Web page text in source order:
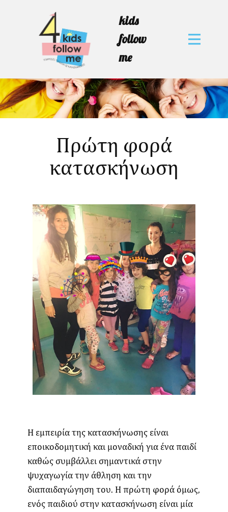
kids
follow
me
Πρώτη φορά
κατασκήνωση
H εμπειρία της κατασκήνωσης είναι
εποικοδομητική και μοναδική για ένα παιδί
καθώς συμβάλλει σημαντικά στην
ψυχαγωγία την άθληση και την
διαπαιδαγώγηση του. Η πρώτη φορά όμως,
ενός παιδιού στην κατασκήνωση είναι μία